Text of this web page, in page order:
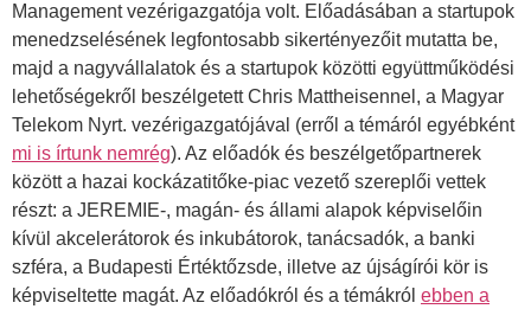
Management vezérigazgatója volt. Előadásában a startupok
menedzselésének legfontosabb sikertényezőit mutatta be,
majd a nagyvállalatok és a startupok közötti együttműködési
lehetőségekről beszélgetett Chris Mattheisennel, a Magyar
Telekom Nyrt. vezérigazgatójával (erről a témáról egyébként
mi is írtunk nemrég). Az előadók és beszélgetőpartnerek
között a hazai kockázatitőke-piac vezető szereplői vettek
részt: a JEREMIE-, magán- és állami alapok képviselőin
kívül akcelerátorok és inkubátorok, tanácsadók, a banki
szféra, a Budapesti Értéktőzsde, illetve az újságírói kör is
képviseltette magát. Az előadókról és a témákról ebben a